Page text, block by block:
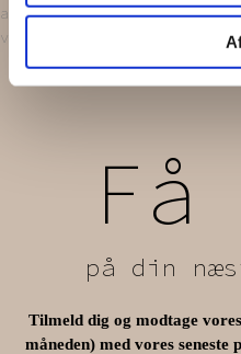
andet liv og bærer rundt
være små forskelligheder
Få
på din
Tilmeld dig og modtage
måneden) med vores